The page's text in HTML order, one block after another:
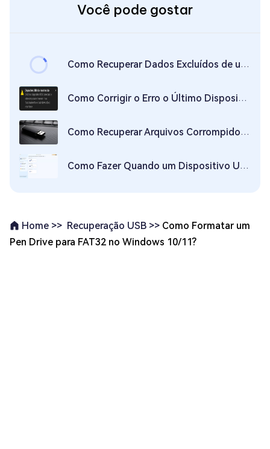
Você pode gostar
Como Recuperar Dados Excluídos de um Pen Drive USB no Mac?
Como Corrigir o Erro o Último Dispositivo USB Conectado Teve um Mau Funcionamento no Windows 10?
Como Recuperar Arquivos Corrompidos de um USB
Como Fazer Quando um Dispositivo USB Não é Reconhecido/Não Responde em um Mac
Home >> Recuperação USB >> Como Formatar um
Pen Drive para FAT32 no Windows 10/11?